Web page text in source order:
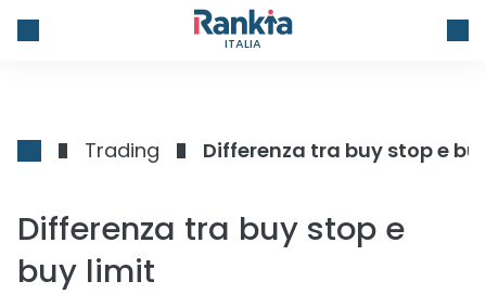
ITALIA
Trading Differenza tra buy stop e
Differenza tra buy stop e
buy limit